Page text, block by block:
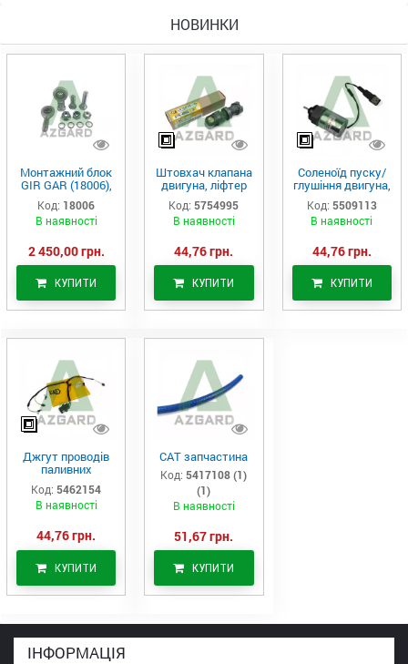
НОВИНКИ
Монтажний блок
GIR GAR (18006),
Аналог
Код: 18006
В наявності
2 450,00 грн.
КУПИТИ
Штовхач клапана
двигуна, ліфтер
(575-4995)
Код: 5754995
В наявності
44,76 грн.
КУПИТИ
Соленоїд пуску/
глушіння двигуна,
актуатор (550-
9113)
Код: 5509113
В наявності
44,76 грн.
КУПИТИ
Джгут проводів
паливних
форсунок CAT
C7/C9 (546-2154)
Код: 5462154
В наявності
44,76 грн.
КУПИТИ
САТ запчастина
Код: 5417108 (1)
(1)
В наявності
51,67 грн.
КУПИТИ
ІНФОРМАЦІЯ